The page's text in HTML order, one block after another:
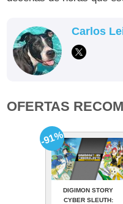
Carlos
OFERTAS
DIGIMON STORY
CYBER SLEUTH:
-91%